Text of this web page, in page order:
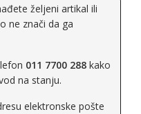
željeni artikal ili
ne znači da ga
011 7700 288kako
na stanju.
elektronske pošte